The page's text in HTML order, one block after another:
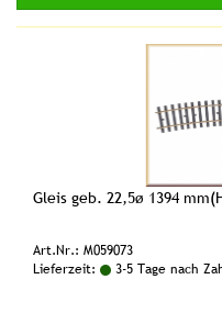
Gleis geb. 22,5ø 1394
Art.Nr.: M059073
Lieferzeit:
3-5 Tage nach